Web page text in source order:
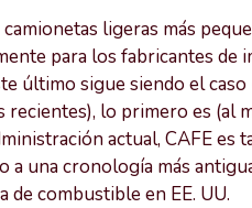
ligeras más
para los fabricantes de
último sigue siendo el caso
recientes), lo primero es (al
actual, CAFE es
a una cronología más
de combustible en EE. UU.